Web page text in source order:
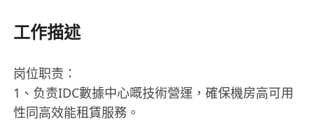
工作描述
岗位职责：
1、负责IDC數據中心嘅技術營運，確保機房高可用
性同高效能租賃服務。